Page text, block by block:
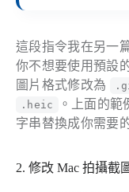
這段指令我在另一
你不想要使用預設
圖片格式修改為
.heic 。上面的範
字串替換成你需要
2. 修改 Mac 拍攝截